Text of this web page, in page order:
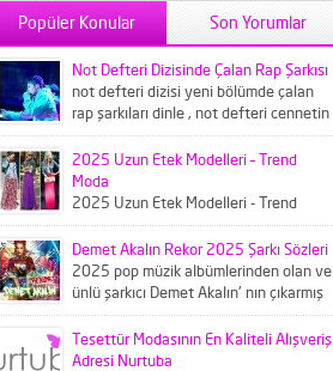
Popüler Konular Son Yorumlar
Not Defteri Dizisinde Çalan Rap Şarkısı
not defteri dizisi yeni bölümde çalan
rap şarkıları dinle , not defteri cennetin
çocukları şarkısı...
2025 Uzun Etek Modelleri – Trend
Moda
2025 Uzun Etek Modelleri - Trend
Moda 2025 Modası denildiğinde
akıllara bu yılın feminen havasını
yansıtacak 2025...
Demet Akalın Rekor 2025 Şarkı Sözleri
2025 pop müzik albümlerinden olan ve
ünlü şarkıcı Demet Akalın' nın çıkarmış
olduğu Rekor adlı...
Tesettür Modasının En Kaliteli Alışveriş
Adresi Nurtuba